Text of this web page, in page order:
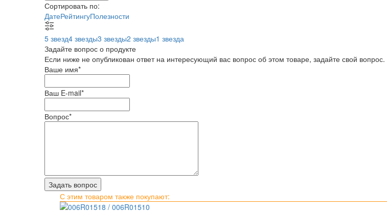
Сортировать по:
ДатеРейтингуПолезности
5 звезд4 звезды3 звезды2 звезды1 звезда
Задайте вопрос о продукте
Если ниже не опубликован ответ на интересующий вас вопрос об этом товаре, задайте свой вопрос.
Ваше имя*
Ваш E-mail*
Вопрос*
С этим товаром также покупают: